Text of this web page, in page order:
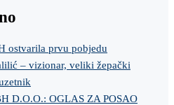
ostvarila prvu pobjedu
– vizionar, veliki žepački
D.O.O.: OGLAS ZA POSAO